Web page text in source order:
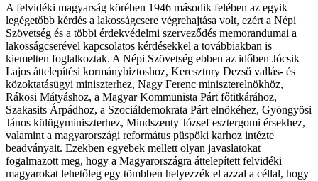
A felvidéki magyarság körében 1946 második felében az egyik
legégetőbb kérdés a lakosságcsere végrehajtása volt, ezért a Népi
Szövetség és a többi érdekvédelmi szerveződés memorandumai a
lakosságcserével kapcsolatos kérdésekkel a továbbiakban is
kiemelten foglalkoztak. A Népi Szövetség ebben az időben Jócsik
Lajos áttelepítési kormánybiztoshoz, Keresztury Dezső vallás- és
közoktatásügyi miniszterhez, Nagy Ferenc miniszterelnökhöz,
Rákosi Mátyáshoz, a Magyar Kommunista Párt főtitkárához,
Szakasits Árpádhoz, a Szociáldemokrata Párt elnökéhez, Gyöngyösi
János külügyminiszterhez, Mindszenty József esztergomi érsekhez,
valamint a magyarországi református püspöki karhoz intézte
beadványait. Ezekben egyebek mellett olyan javaslatokat
fogalmazott meg, hogy a Magyarországra áttelepített felvidéki
magyarokat lehetőleg egy tömbben helyezzék el azzal a céllal, hogy